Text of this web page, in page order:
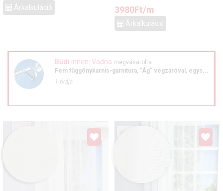
Árkalkuláció 3980Ft/m
Árkalkuláció
Bűdi innen: Vadna megvásárolta:
Fém függönykarnis-garnitúra, "Ág" végzáróval, egys...
1 órája